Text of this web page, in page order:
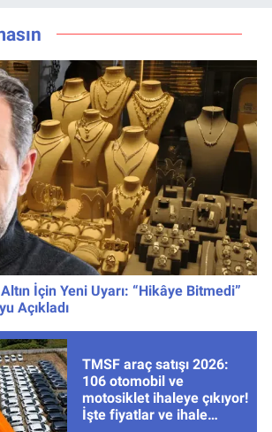
İçin Yeni Uyarı: “Hikâye Bitmedi”
Açıkladı
TMSF araç satışı 2026:
106 otomobil ve
motosiklet ihaleye çıkıyor!
İşte fiyatlar ve ihale